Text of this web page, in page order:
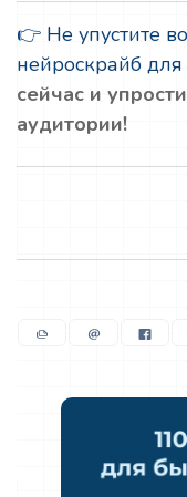
👉 Не упустите
нейроскрайб
сейчас и
аудитории!